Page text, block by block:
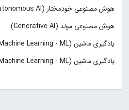
هوش مصنوعی خودمختار (Autonomous AI)
هوش مصنوعی مولد (Generative AI)
یادگیری ماشین (Machine Learning - ML)
یادگیری ماشین (Machine Learning - ML)